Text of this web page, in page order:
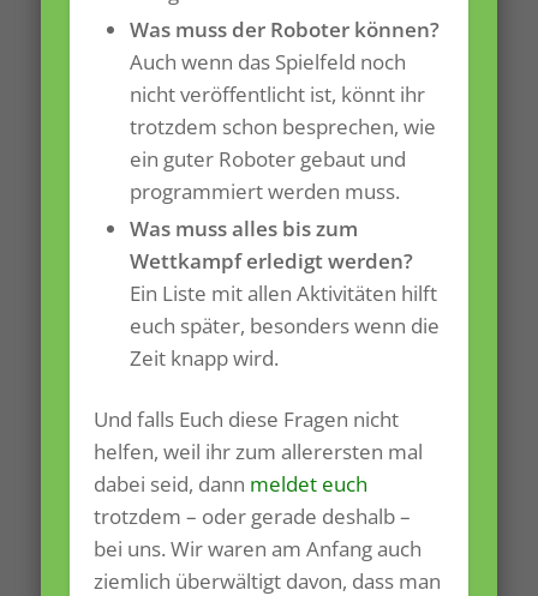
Was muss der Roboter können?
Auch wenn das Spielfeld noch
nicht veröffentlicht ist, könnt ihr
trotzdem schon besprechen, wie
ein guter Roboter gebaut und
programmiert werden muss.
Was muss alles bis zum
Wettkampf erledigt werden?
Ein Liste mit allen Aktivitäten hilft
euch später, besonders wenn die
Zeit knapp wird.
Und falls Euch diese Fragen nicht
helfen, weil ihr zum allerersten mal
dabei seid, dann meldet euch
trotzdem – oder gerade deshalb –
bei uns. Wir waren am Anfang auch
ziemlich überwältigt davon, dass man